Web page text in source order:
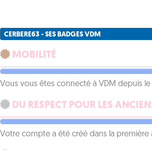
CERBERE63 - SES BADGES VDM
MOBILITÉ
Vous vous êtes connecté à VDM depuis
DU RESPECT POUR LES
Votre compte a été créé dans la première